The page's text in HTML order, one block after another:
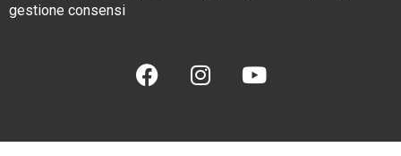
gestione consensi